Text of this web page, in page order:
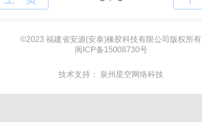
©2023 福建省安源(安泰)橡胶科技有限公司版权所有
闽ICP备15008730号
技术支持： 泉州星空网络科技